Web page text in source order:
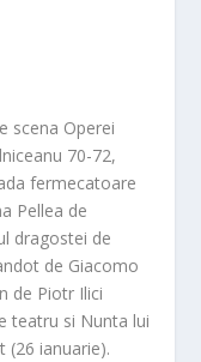
scena Operei
70-72,
fermecatoare
Pellea de
dragostei de
de Giacomo
de Piotr Ilici
teatru si Nunta lui
(26 ianuarie).